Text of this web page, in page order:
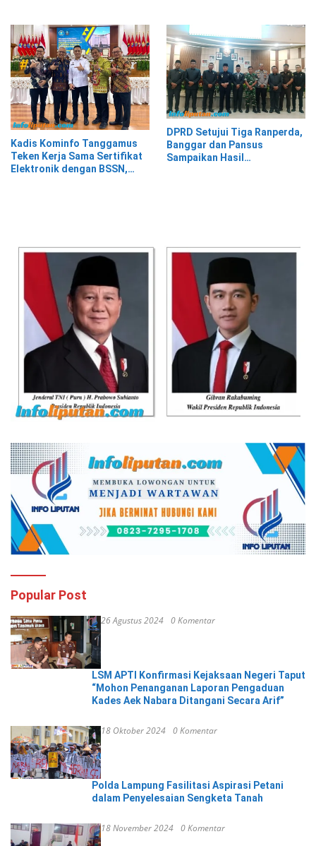
Kadis Kominfo Tanggamus
Teken Kerja Sama Sertifikat
Elektronik dengan BSSN,
DPRD Setujui Tiga Ranperda,
Banggar dan Pansus
Sampaikan Hasil
Popular Post
26 Agustus 2024 0 Komentar
LSM APTI Konfirmasi Kejaksaan Negeri Taput
“Mohon Penanganan Laporan Pengaduan
Kades Aek Nabara Ditangani Secara Arif”
18 Oktober 2024 0 Komentar
Polda Lampung Fasilitasi Aspirasi Petani
dalam Penyelesaian Sengketa Tanah
18 November 2024 0 Komentar